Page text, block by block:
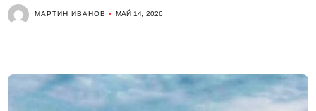
МАРТИН ИВАНОВ МАЙ 14, 2026